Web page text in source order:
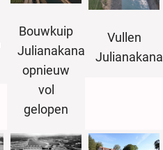
Bouwkuip
Julianakanaal
opnieuw
vol
gelopen
Vullen